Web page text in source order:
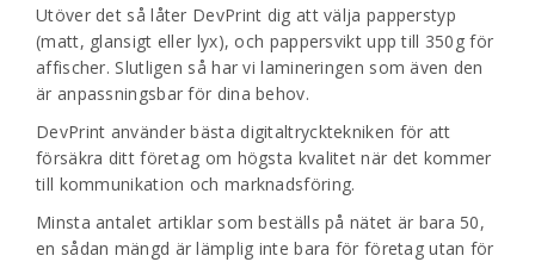
Utöver det så låter DevPrint dig att välja papperstyp
(matt, glansigt eller lyx), och pappersvikt upp till 350g för
affischer. Slutligen så har vi lamineringen som även den
är anpassningsbar för dina behov.
DevPrint använder bästa digitaltrycktekniken för att
försäkra ditt företag om högsta kvalitet när det kommer
till kommunikation och marknadsföring.
Minsta antalet artiklar som beställs på nätet är bara 50,
en sådan mängd är lämplig inte bara för företag utan för